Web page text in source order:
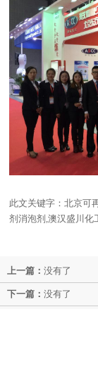
此文关键字：北京可
剂消泡剂,澳汉盛川化
上一篇： 没有了
下一篇： 没有了